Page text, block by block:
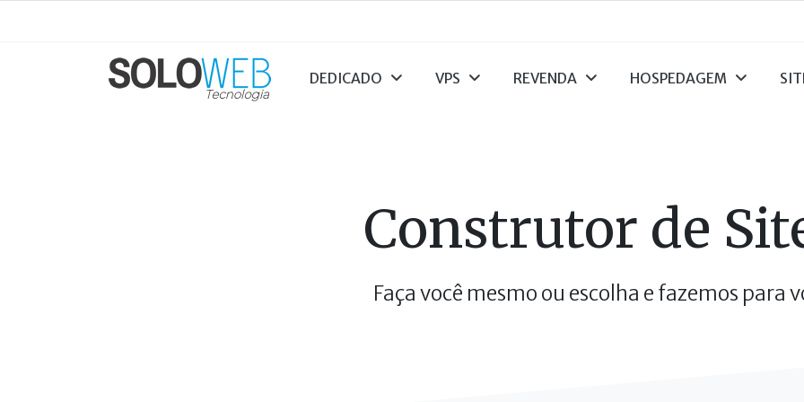
DEDICADO VPS REVENDA HOSPEDAGEM
Construtor de
Faça você mesmo ou escolha e fazemos para